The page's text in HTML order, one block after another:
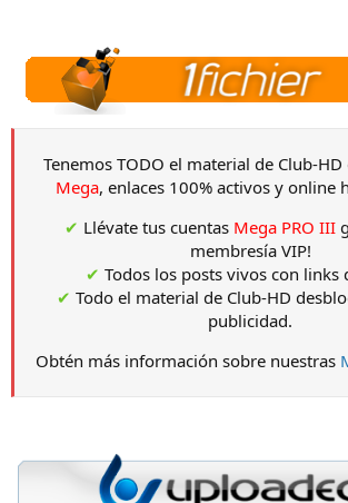
Tenemos TODO el material de Club-
Mega, enlaces 100% activos y online
✔ Llévate tus cuentas Mega PRO III
membresía VIP!
✔ Todos los posts vivos con links
✔ Todo el material de Club-HD
publicidad.
Obtén más información sobre nuestras